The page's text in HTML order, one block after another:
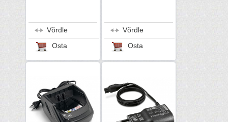
Võrdle
Osta
Võrdle
Osta